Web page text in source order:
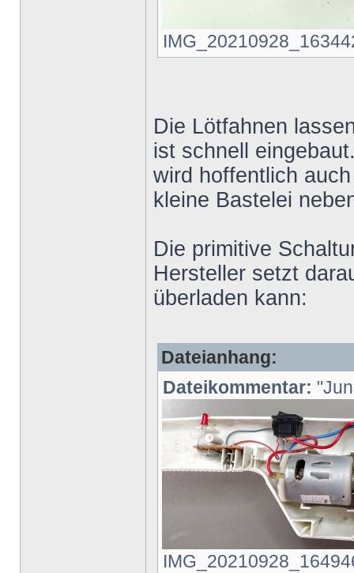
Die Lötfahnen
ist schnell
wird hoffentlich
kleine Bastelei
Die primitive
Hersteller setzt
überladen kann:
Dateianhang:
Dateikommentar: